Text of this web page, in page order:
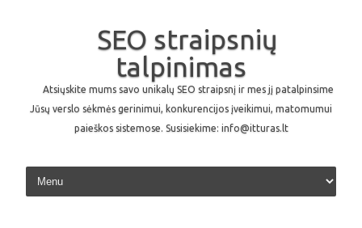
SEO straipsnių
talpinimas
Atsiųskite mums savo unikalų SEO straipsnį ir mes jį patalpinsime
Jūsų verslo sėkmės gerinimui, konkurencijos įveikimui, matomumui
paieškos sistemose. Susisiekime: info@itturas.lt
Skip to content